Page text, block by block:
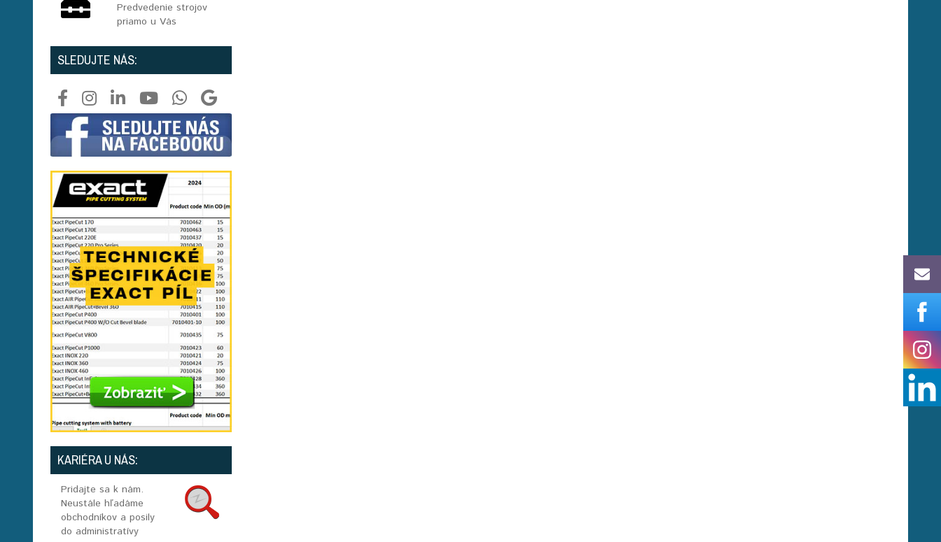
Predvedenie strojov
priamo u Vás
SLEDUJTE NÁS:
KARIÉRA U NÁS:
Pridajte sa k nám.
Neustále hľadáme
obchodníkov a posily
do administratívy